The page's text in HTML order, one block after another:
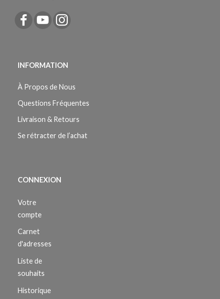
INFORMATION
À Propos de Nous
Questions Fréquentes
Livraison & Retours
Se rétracter de l’achat
CONNEXION
Votre
compte
Carnet
d'adresses
Liste de
souhaits
Historique